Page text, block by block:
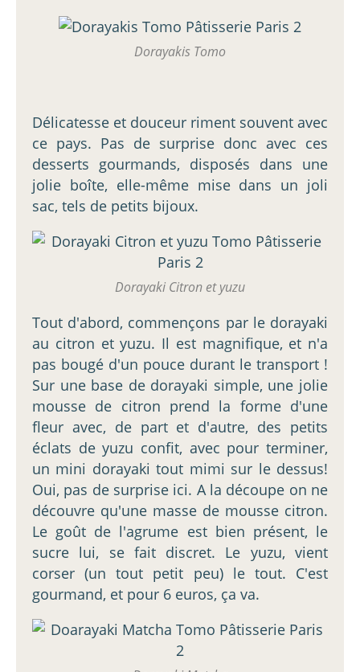
Dorayakis Tomo
Délicatesse et douceur riment souvent avec
ce pays. Pas de surprise donc avec ces
desserts gourmands, disposés dans une
jolie boîte, elle-même mise dans un joli
sac, tels de petits bijoux.
Dorayaki Citron et yuzu
Tout d'abord, commençons par le dorayaki
au citron et yuzu. Il est magnifique, et n'a
pas bougé d'un pouce durant le transport !
Sur une base de dorayaki simple, une jolie
mousse de citron prend la forme d'une
fleur avec, de part et d'autre, des petits
éclats de yuzu confit, avec pour terminer,
un mini dorayaki tout mimi sur le dessus!
Oui, pas de surprise ici. A la découpe on ne
découvre qu'une masse de mousse citron.
Le goût de l'agrume est bien présent, le
sucre lui, se fait discret. Le yuzu, vient
corser (un tout petit peu) le tout. C'est
gourmand, et pour 6 euros, ça va.